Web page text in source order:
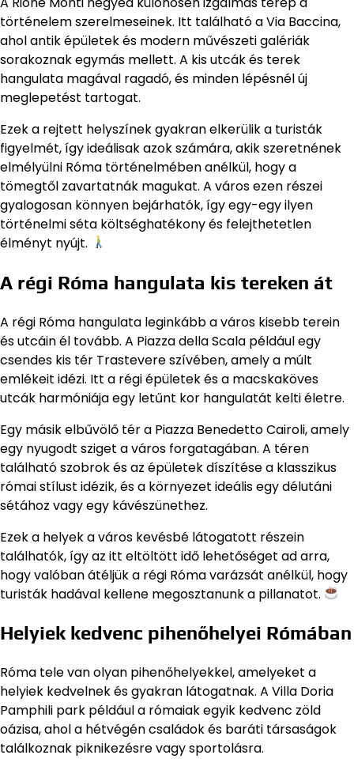
történelem szerelmeseinek. Itt található a Via Baccina,
ahol antik épületek és modern művészeti galériák
sorakoznak egymás mellett. A kis utcák és terek
hangulata magával ragadó, és minden lépésnél új
meglepetést tartogat.
Ezek a rejtett helyszínek gyakran elkerülik a turisták
figyelmét, így ideálisak azok számára, akik szeretnének
elmélyülni Róma történelmében anélkül, hogy a
tömegtől zavartatnák magukat. A város ezen részei
gyalogosan könnyen bejárhatók, így egy-egy ilyen
történelmi séta költséghatékony és felejthetetlen
élményt nyújt.
A régi Róma hangulata kis tereken át
A régi Róma hangulata leginkább a város kisebb terein
és utcáin él tovább. A Piazza della Scala például egy
csendes kis tér Trastevere szívében, amely a múlt
emlékeit idézi. Itt a régi épületek és a macskaköves
utcák harmóniája egy letűnt kor hangulatát kelti életre.
Egy másik elbűvölő tér a Piazza Benedetto Cairoli, amely
egy nyugodt sziget a város forgatagában. A téren
található szobrok és az épületek díszítése a klasszikus
római stílust idézik, és a környezet ideális egy délutáni
sétához vagy egy kávészünethez.
Ezek a helyek a város kevésbé látogatott részein
találhatók, így az itt eltöltött idő lehetőséget ad arra,
hogy valóban átéljük a régi Róma varázsát anélkül, hogy
turisták hadával kellene megosztanunk a pillanatot.
Helyiek kedvenc pihenőhelyei Rómában
Róma tele van olyan pihenőhelyekkel, amelyeket a
helyiek kedvelnek és gyakran látogatnak. A Villa Doria
Pamphili park például a rómaiak egyik kedvenc zöld
oázisa, ahol a hétvégén családok és baráti társaságok
találkoznak piknikezésre vagy sportolásra.